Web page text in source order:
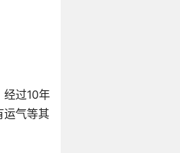
经过10年
运气等其